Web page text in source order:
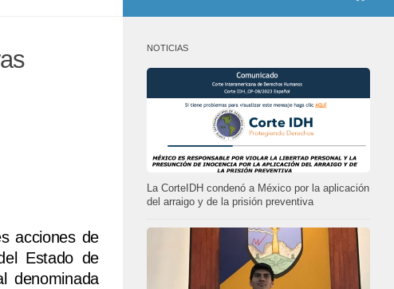
acciones de
Estado de
denominada
NOTICIAS
La CorteIDH condenó a México por la aplicación
del arraigo y de la prisión preventiva